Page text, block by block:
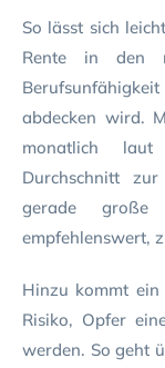
So lässt sich
Rente in den
abdecken wird.
monatlich laut
Durchschnitt
gerade
empfehlenswert,
Hinzu kommt ein
Risiko, Opfer
werden. So geht